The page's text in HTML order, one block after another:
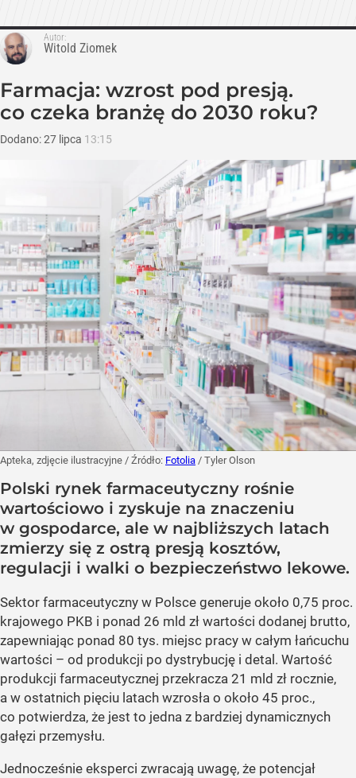
Autor:
Witold Ziomek
Farmacja: wzrost pod presją.
co czeka branżę do 2030 roku?
Dodano:27 lipca 13:15
Apteka, zdjęcie ilustracyjne / Źródło: Fotolia / Tyler Olson
Polski rynek farmaceutyczny rośnie
wartościowo i zyskuje na znaczeniu
w gospodarce, ale w najbliższych latach
zmierzy się z ostrą presją kosztów,
regulacji i walki o bezpieczeństwo lekowe.
Sektor farmaceutyczny w Polsce generuje około 0,75 proc.
krajowego PKB i ponad 26 mld zł wartości dodanej brutto,
zapewniając ponad 80 tys. miejsc pracy w całym łańcuchu
wartości – od produkcji po dystrybucję i detal. Wartość
produkcji farmaceutycznej przekracza 21 mld zł rocznie,
a w ostatnich pięciu latach wzrosła o około 45 proc.,
co potwierdza, że jest to jedna z bardziej dynamicznych
gałęzi przemysłu.
Jednocześnie eksperci zwracają uwagę, że potencjał